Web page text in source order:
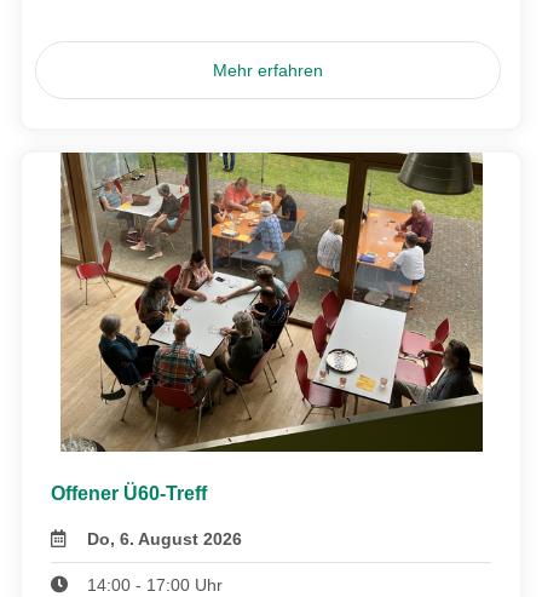
Mehr erfahren
Offener Ü60-Treff
Do, 6. August 2026
14:00 - 17:00 Uhr